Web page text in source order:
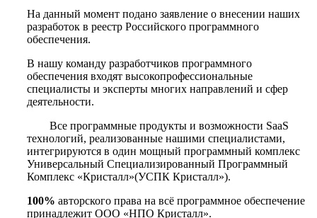
На данный момент подано заявление о внесении наших
разработок в реестр Российского программного
обеспечения.
В нашу команду разработчиков программного
обеспечения входят высокопрофессиональные
специалисты и эксперты многих направлений и сфер
деятельности.
Все программные продукты и возможности SaaS
технологий, реализованные нашими специалистами,
интегрируются в один мощный программный комплекс
Универсальный Специализированный Программный
Комплекс «Кристалл»(УСПК Кристалл»).
100% авторского права на всё программное обеспечение
принадлежит ООО «НПО Кристалл».